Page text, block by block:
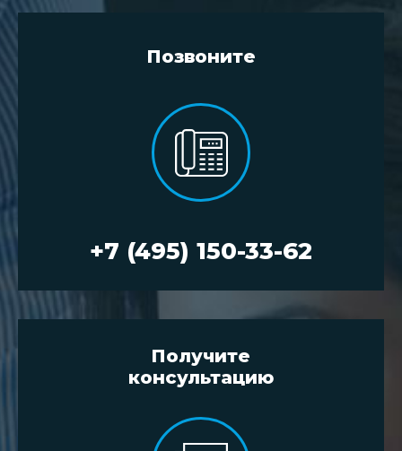
Позвоните
+7 (495) 150-33-62
Получите
консультацию